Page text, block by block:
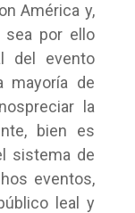
América y,
sea por ello
del evento
mayoría de
la
bien es
sistema de
eventos,
leal y